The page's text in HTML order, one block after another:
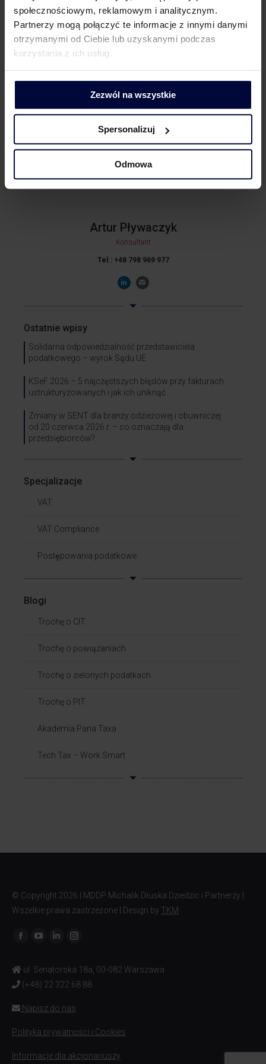
społecznościowym, reklamowym i analitycznym.
Partnerzy mogą połączyć te informacje z innymi danymi
otrzymanymi od Ciebie lub uzyskanymi podczas
korzystania z ich usług.
Zezwól na wszystkie
Spersonalizuj
Odmowa
stawki 0% dla WDT, jednak nie przesądza
ostatecznie o utracie tego prawa. Kluczowe
znaczenie ma bowiem ocena dobrej wiary
i dochowania należytej staranności przez podatnika,
która może zostać zweryfikowana przez organy
podatkowe w drodze postępowań kontrolnych,
a nie w postępowaniu o wydanie interpretacji
indywidualnej.
Artur Pływaczyk
Konsultant
Tel.: +48 798 969 977
Ostatnie wpisy
Solidarna odpowiedzialność przedstawiciela
podatkowego – wyrok Sądu UE
KSeF 2026 – 5 najczęstszych błędów przy fakturach
ustrukturyzowanych i jak ich uniknąć
Zmiany w SENT dla branży odzieżowej i obuwniczej
od 20 czerwca 2026 r. – co oznaczają dla
przedsiębiorców?
Specjalizacje
VAT
VAT Compliance
Postępowania podatkowe
Blogi
Trochę o CIT
Trochę o powiązaniach​
Trochę o zielonych podatkach
Trochę o PIT
Akademia Pana Taxa
Tech Tax – Work Smart
© Copyright 2026 | MDDP Michalik Dłuska Dziedzic i Partnerzy |
Wszelkie prawa zastrzeżone | Design by TKM
Znajdź nas na:
ul. Senatorska 18a, 00-082 Warszawa
(+48) 22 322 68 88
Napisz do nas
Polityka prywatności i Cookies
Informacje dla akcjonariuszy